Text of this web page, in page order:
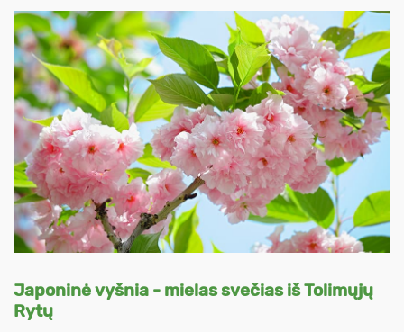
Japoninė vyšnia - mielas svečias iš Tolimųjų
Rytų